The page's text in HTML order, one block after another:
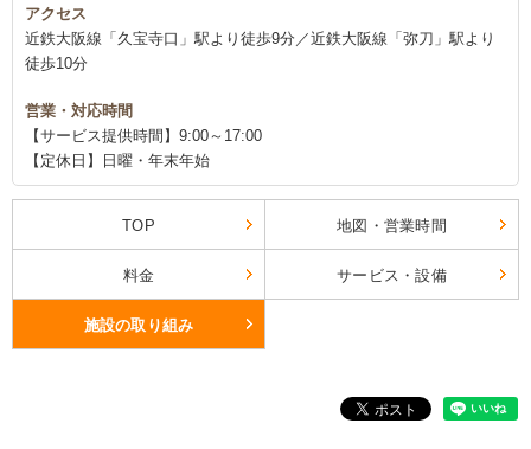
アクセス
近鉄大阪線「久宝寺口」駅より徒歩9分／近鉄大阪線「弥刀」駅より
徒歩10分
営業・対応時間
【サービス提供時間】9:00～17:00
【定休日】日曜・年末年始
TOP 地図・営業時間
料金 サービス・設備
施設の取り組み